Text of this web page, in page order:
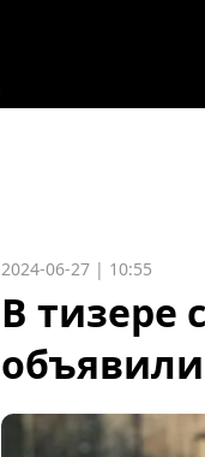
2024-06-27 | 10:55
В тизере
объявили